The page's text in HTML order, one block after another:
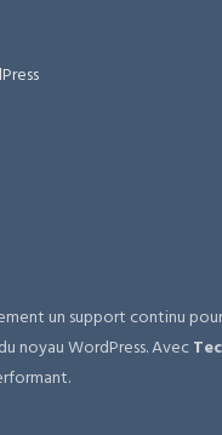
un support continu
noyau WordPress. Avec